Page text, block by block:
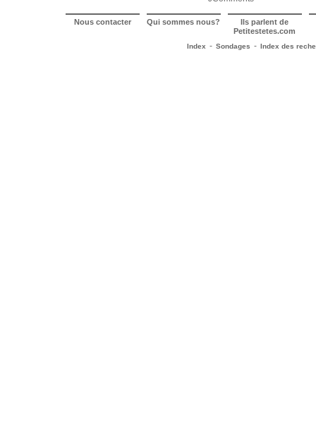
Nous contacter Qui sommes nous? Ils parlent de
Petitestetes.com
Index - Sondages - Index des